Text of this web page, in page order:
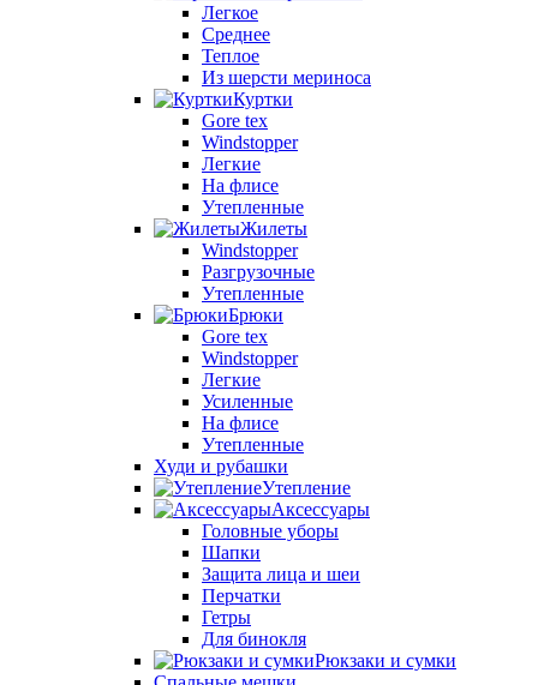
Легкое
Среднее
Теплое
Из шерсти мериноса
Куртки
Gore tex
Windstopper
Легкие
На флисе
Утепленные
Жилеты
Windstopper
Разгрузочные
Утепленные
Брюки
Gore tex
Windstopper
Легкие
Усиленные
На флисе
Утепленные
Худи и рубашки
Утепление
Аксессуары
Головные уборы
Шапки
Защита лица и шеи
Перчатки
Гетры
Для бинокля
Рюкзаки и сумки